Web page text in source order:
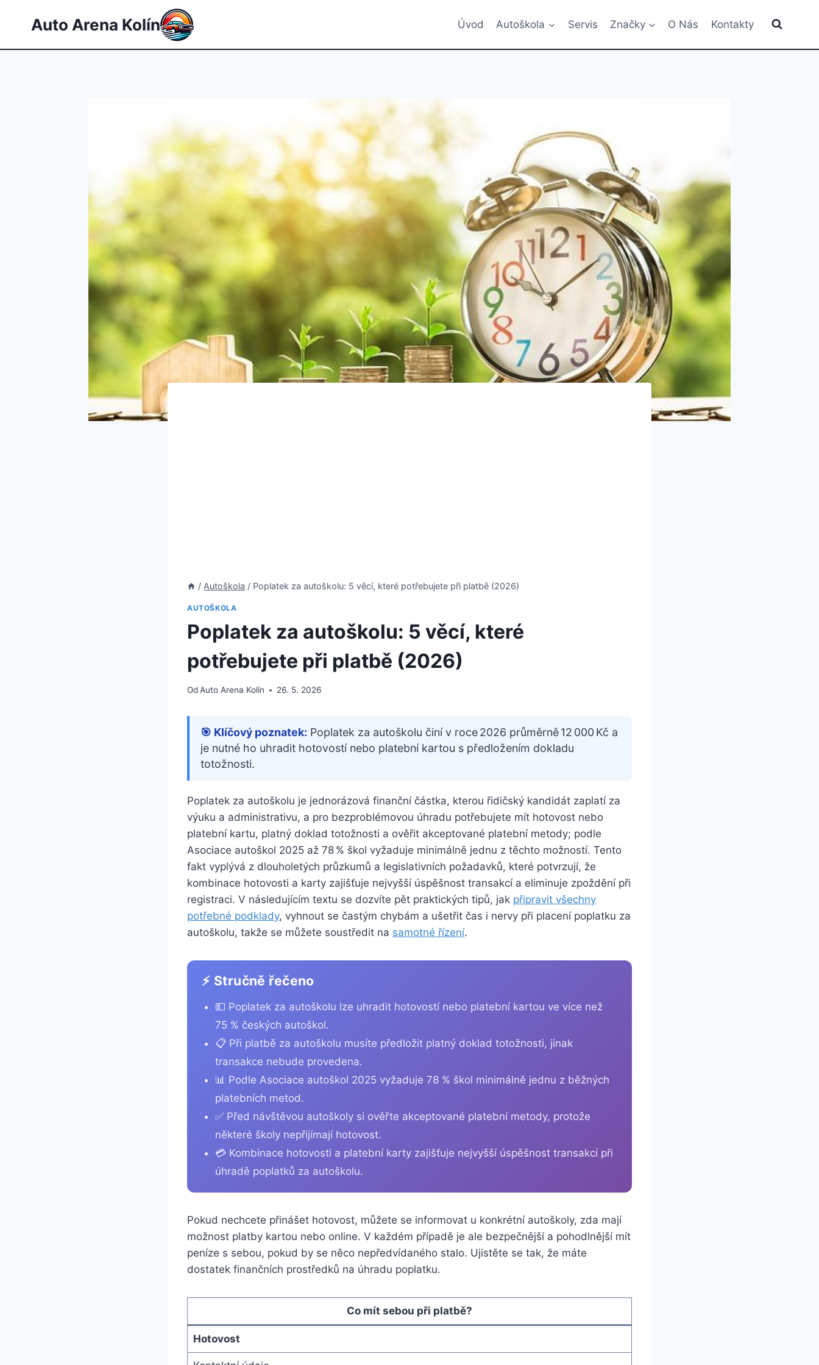
Auto Arena Kolín Úvod Autoškola Servis Značky O Nás Kontakty
/ Autoškola / Poplatek za autoškolu: 5 věcí, které potřebujete při platbě (2026)
AUTOŠKOLA
Poplatek za autoškolu: 5 věcí, které
potřebujete při platbě (2026)
OdAuto Arena Kolín 26. 5. 2026
🎯 Klíčový poznatek: Poplatek za autoškolu činí v roce 2026 průměrně 12 000 Kč a
je nutné ho uhradit hotovostí nebo platební kartou s předložením dokladu
totožnosti.
Poplatek za autoškolu je jednorázová finanční částka, kterou řidičský kandidát zaplatí za
výuku a administrativu, a pro bezproblémovou úhradu potřebujete mít hotovost nebo
platební kartu, platný doklad totožnosti a ověřit akceptované platební metody; podle
Asociace autoškol 2025 až 78 % škol vyžaduje minimálně jednu z těchto možností. Tento
fakt vyplývá z dlouholetých průzkumů a legislativních požadavků, které potvrzují, že
kombinace hotovosti a karty zajišťuje nejvyšší úspěšnost transakcí a eliminuje zpoždění při
registraci. V následujícím textu se dozvíte pět praktických tipů, jak připravit všechny
potřebné podklady, vyhnout se častým chybám a ušetřit čas i nervy při placení poplatku za
autoškolu, takže se můžete soustředit na samotné řízení.
⚡ Stručně řečeno
💵 Poplatek za autoškolu lze uhradit hotovostí nebo platební kartou ve více než
75 % českých autoškol.
📋 Při platbě za autoškolu musíte předložit platný doklad totožnosti, jinak
transakce nebude provedena.
📊 Podle Asociace autoškol 2025 vyžaduje 78 % škol minimálně jednu z běžných
platebních metod.
✅ Před návštěvou autoškoly si ověřte akceptované platební metody, protože
některé školy nepřijímají hotovost.
💳 Kombinace hotovosti a platební karty zajišťuje nejvyšší úspěšnost transakcí při
úhradě poplatků za autoškolu.
Pokud nechcete přinášet hotovost, můžete se informovat u konkrétní autoškoly, zda mají
možnost platby kartou⁢ nebo online. V každém případě je ‌ale bezpečnější a pohodlnější mít
peníze s sebou, pokud by se něco nepředvídaného stalo. Ujistěte se tak, že máte
dostatek finančních prostředků na úhradu poplatku.
Co mít sebou​ při platbě?
Hotovost